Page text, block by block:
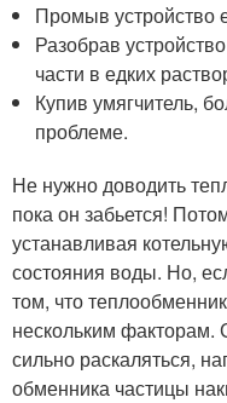
Промыв устройство
Разобрав
части в едких
Купив умягчитель,
проблеме.
Не нужно доводить
пока он забьется!
устанавливая
состояния воды. Но,
том, что
нескольким факторам.
сильно раскаляться,
обменника частицы